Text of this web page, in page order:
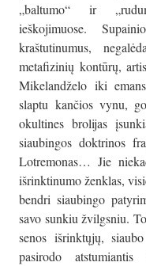
„baltumo“ ir
ieškojimuose.
kraštutinumus,
metafizinių kontūrų,
Mikelandželo iki
slaptu kančios vynu,
okultines brolijas
siaubingos doktrinos
Lotremonas… Jie
išrinktinumo ženklas,
bendri siaubingo
savo sunkiu žvilgsniu.
senos išrinktųjų,
pasirodo